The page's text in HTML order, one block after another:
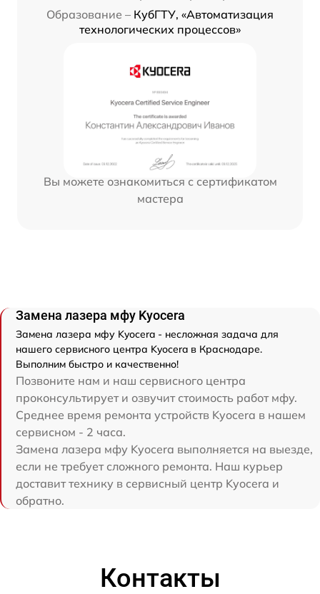
Образование – КубГТУ, «Автоматизация
технологических процессов»
Вы можете ознакомиться с сертификатом
мастера
Замена лазера мфу Kyocera
Замена лазера мфу Kyocera - несложная задача для
нашего сервисного центра Kyocera в Краснодаре.
Выполним быстро и качественно!
Позвоните нам и наш сервисного центра
проконсультирует и озвучит стоимость работ мфу.
Среднее время ремонта устройств Kyocera в нашем
сервисном - 2 часа.
Замена лазера мфу Kyocera выполняется на выезде,
если не требует сложного ремонта. Наш курьер
доставит технику в сервисный центр Kyocera и
обратно.
Контакты